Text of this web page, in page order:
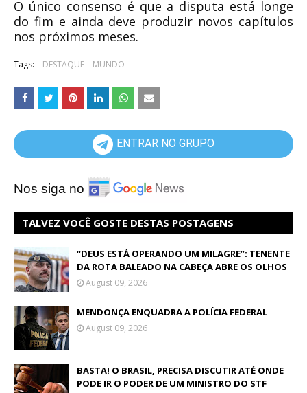
O único consenso é que a disputa está longe
do fim e ainda deve produzir novos capítulos
nos próximos meses.
Tags: DESTAQUE MUNDO
ENTRAR NO GRUPO
Nos siga no
TALVEZ VOCÊ GOSTE DESTAS POSTAGENS
“DEUS ESTÁ OPERANDO UM MILAGRE”: TENENTE
DA ROTA BALEADO NA CABEÇA ABRE OS OLHOS
August 09, 2026
MENDONÇA ENQUADRA A POLÍCIA FEDERAL
August 09, 2026
BASTA! O BRASIL, PRECISA DISCUTIR ATÉ ONDE
PODE IR O PODER DE UM MINISTRO DO STF